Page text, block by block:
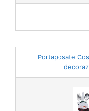
Portaposate